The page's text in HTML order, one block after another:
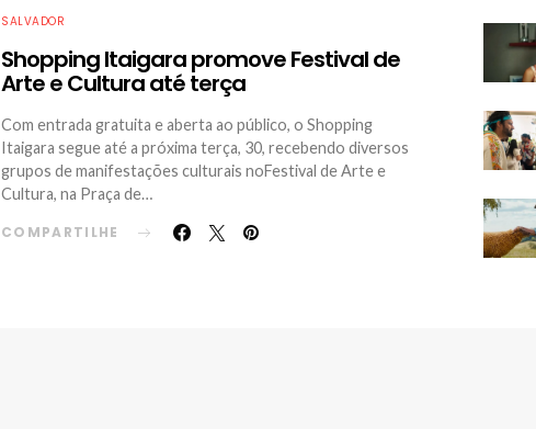
SALVADOR
Shopping Itaigara promove Festival de
Arte e Cultura até terça
Com entrada gratuita e aberta ao público, o Shopping
Itaigara segue até a próxima terça, 30, recebendo diversos
grupos de manifestações culturais noFestival de Arte e
Cultura, na Praça de…
COMPARTILHE